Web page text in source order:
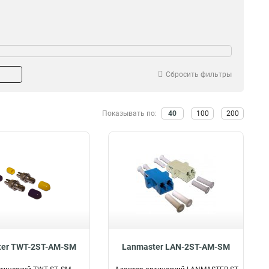
Сбросить фильтры
Показывать по: 40 100 200
TWT-2ST-AM-SM Lanmaster LAN-2ST-AM-SM